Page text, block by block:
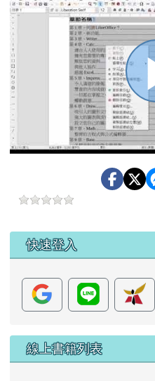
左邊區域內容
快速登入
線上書籍列表